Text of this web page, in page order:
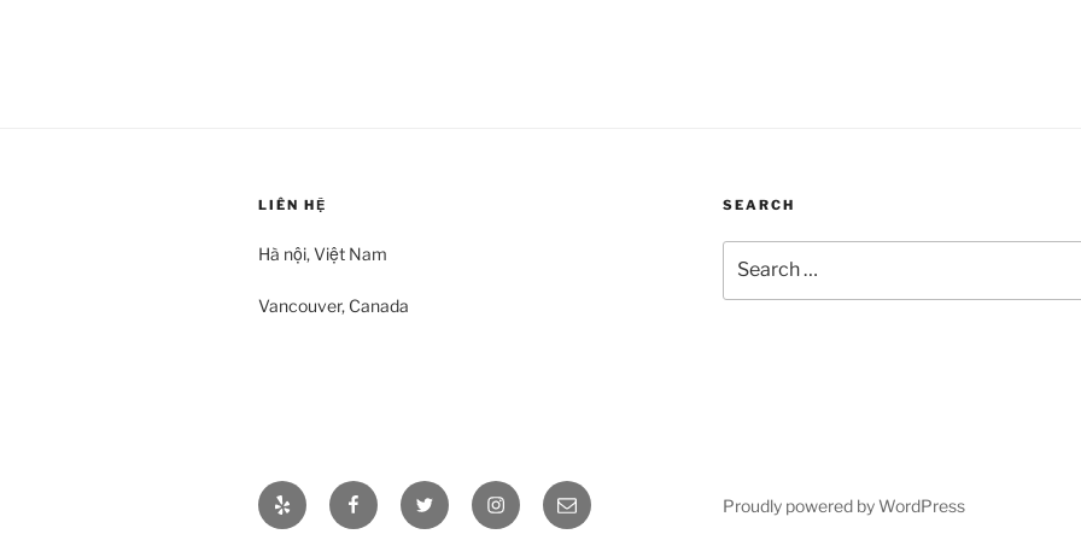
LIÊN HỆ
Hà nội, Việt Nam
Vancouver, Canada
SEARCH
for:
Yelp FacebookTwitter InstagramEmail Proudly powered by WordPress